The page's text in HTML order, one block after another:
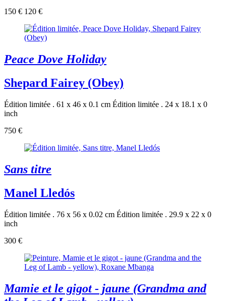
150 € 120 €
Peace Dove Holiday
Shepard Fairey (Obey)
Édition limitée . 61 x 46 x 0.1 cm Édition limitée . 24 x 18.1 x 0
inch
750 €
Sans titre
Manel Lledós
Édition limitée . 76 x 56 x 0.02 cm Édition limitée . 29.9 x 22 x 0
inch
300 €
Mamie et le gigot - jaune (Grandma and